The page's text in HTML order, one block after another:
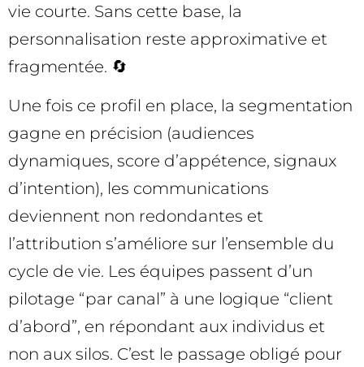
vie courte. Sans cette base, la
personnalisation reste approximative et
fragmentée. 🔄
Une fois ce profil en place, la segmentation
gagne en précision (audiences
dynamiques, score d’appétence, signaux
d’intention), les communications
deviennent non redondantes et
l’attribution s’améliore sur l’ensemble du
cycle de vie. Les équipes passent d’un
pilotage “par canal” à une logique “client
d’abord”, en répondant aux individus et
non aux silos. C’est le passage obligé pour